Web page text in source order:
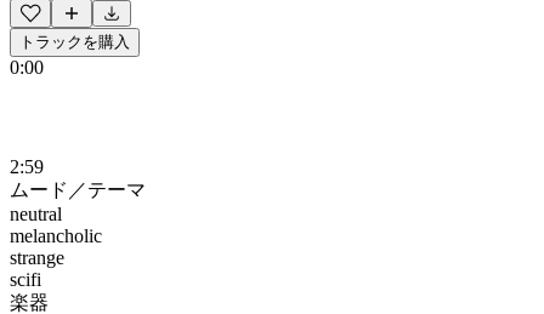
トラックを購入
0:00
2:59
ムード／テーマ
neutral
melancholic
strange
scifi
楽器